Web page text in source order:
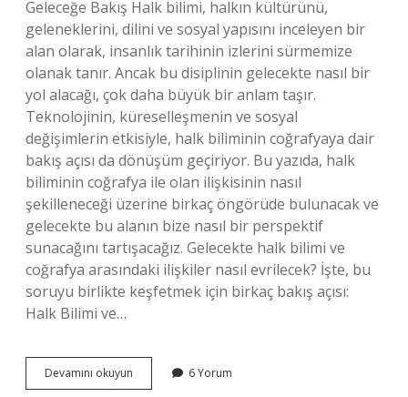
Geleceğe Bakış Halk bilimi, halkın kültürünü,
geleneklerini, dilini ve sosyal yapısını inceleyen bir
alan olarak, insanlık tarihinin izlerini sürmemize
olanak tanır. Ancak bu disiplinin gelecekte nasıl bir
yol alacağı, çok daha büyük bir anlam taşır.
Teknolojinin, küreselleşmenin ve sosyal
değişimlerin etkisiyle, halk biliminin coğrafyaya dair
bakış açısı da dönüşüm geçiriyor. Bu yazıda, halk
biliminin coğrafya ile olan ilişkisinin nasıl
şekilleneceği üzerine birkaç öngörüde bulunacak ve
gelecekte bu alanın bize nasıl bir perspektif
sunacağını tartışacağız. Gelecekte halk bilimi ve
coğrafya arasındaki ilişkiler nasıl evrilecek? İşte, bu
soruyu birlikte keşfetmek için birkaç bakış açısı:
Halk Bilimi ve…
Devamını okuyun
bilimi
6 Yorum